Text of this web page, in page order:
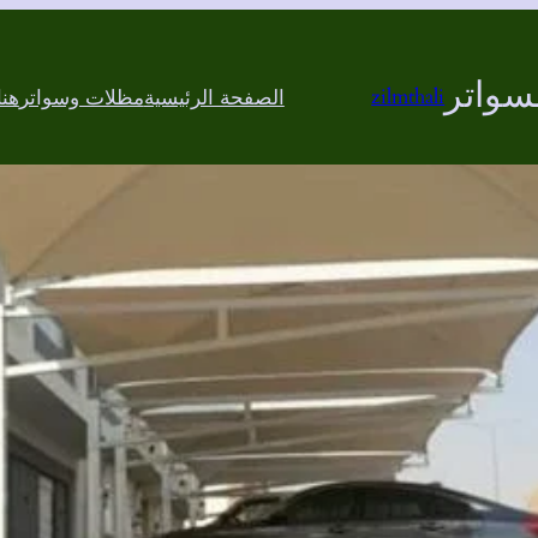
zilmthali الصفحة الرئيسيةمظلات وسواتر